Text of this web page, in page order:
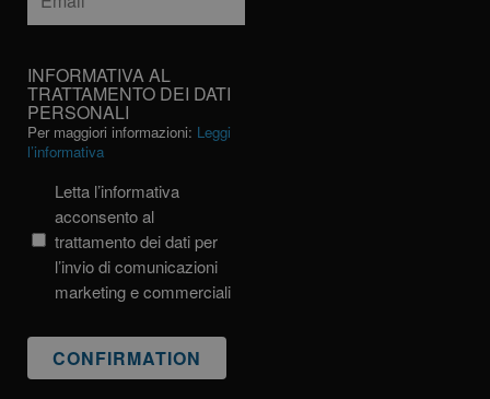
INFORMATIVA
AL
TRATTAMENTO
DEI
DATI
PERSONALI
INFORMATIVA AL
TRATTAMENTO DEI DATI
PERSONALI
Per maggiori informazioni: Leggi
l’informativa
Letta l’informativa
acconsento al
trattamento dei dati per
l’invio di comunicazioni
marketing e commerciali